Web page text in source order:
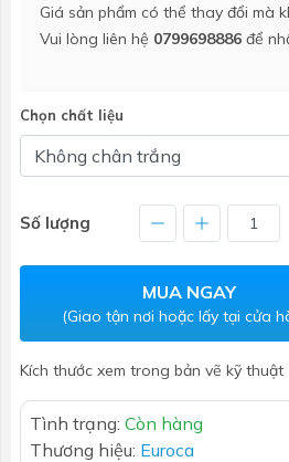
Giá sản phẩm có thể thay đổi mà
Vui lòng liên hệ 0799698886 để
Chọn chất liệu
Số lượng
MUA NGAY
(Giao tận nơi hoặc lấy tại cửa
Kích thước xem trong bản vẽ kỹ thuật
Tình trạng: Còn hàng
Thương hiệu: Euroca